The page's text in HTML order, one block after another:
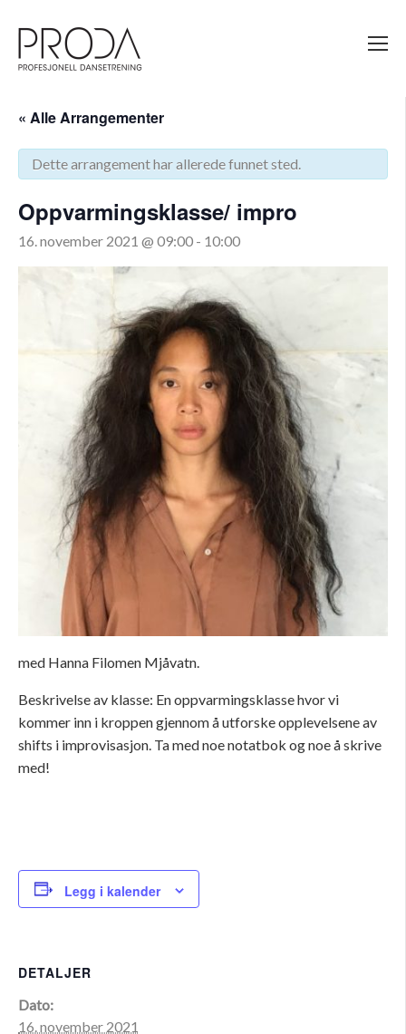
sidens
hovedinnhold
« Alle Arrangementer
Dette arrangement har allerede funnet sted.
Oppvarmingsklasse/ impro
16. november 2021 @ 09:00 - 10:00
med Hanna Filomen Mjåvatn.
Beskrivelse av klasse: En oppvarmingsklasse hvor vi
kommer inn i kroppen gjennom å utforske opplevelsene av
shifts i improvisasjon. Ta med noe notatbok og noe å skrive
med!
Legg i kalender
DETALJER
Dato:
16. november 2021